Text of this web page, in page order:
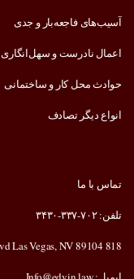
آسیب‌های فاجعه‌بار و جدی
اعمال نادرست و سهل‌انگاری
حوادث محل کار و ساختمانی
انواع دیگر تصادف
تماس با ما
تلفن: ۷۰۲-۳۳۷-۳۴۳۰
818 E Charleston Blvd Las Vegas, NV 89104